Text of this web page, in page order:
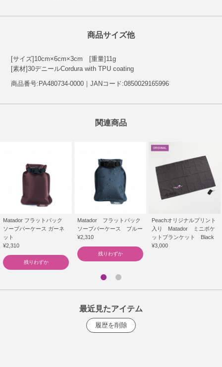
商品サイズ他
[サイズ]10cm×6cm×3cm [重量]11g
[素材]30デニールCordura with TPU coating
商品番号:PA480734-0000｜JANコード:0850029165996
関連商品
Matador フラットパック
ソープバーケース ガーネ
ット
¥2,310
残りわずか
Matador フラットパック
ソープバーケース ブルー
¥2,310
残りわずか
Peachオリジナルプリント
入り Matador ミニポケ
ットブランケット Black
¥3,000
最近見たアイテム